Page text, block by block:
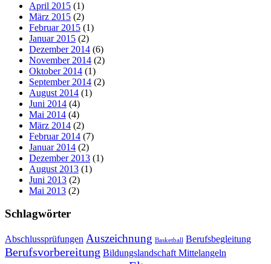
April 2015 (1)
März 2015 (2)
Februar 2015 (1)
Januar 2015 (2)
Dezember 2014 (6)
November 2014 (2)
Oktober 2014 (1)
September 2014 (2)
August 2014 (1)
Juni 2014 (4)
Mai 2014 (4)
März 2014 (2)
Februar 2014 (7)
Januar 2014 (2)
Dezember 2013 (1)
August 2013 (1)
Juni 2013 (2)
Mai 2013 (2)
Schlagwörter
Abschlussprüfungen Auszeichnung Basketball Berufsbegleitung
Berufsvorbereitung Bildungslandschaft Mittelangeln